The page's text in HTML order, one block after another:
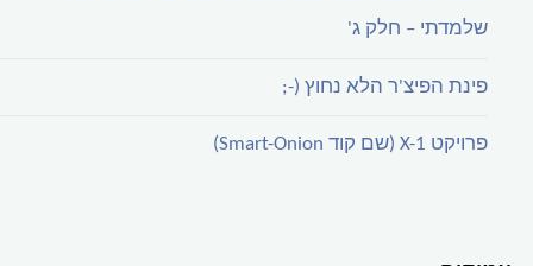
שלמדתי – חלק ג'
פינת הפיצ'ר הלא נחוץ (-;
פרויקט X-1 (שם קוד Smart-Onion)